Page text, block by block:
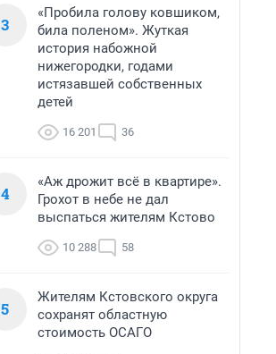
3
«Пробила голову ковшиком,
била поленом». Жуткая
история набожной
нижегородки, годами
истязавшей собственных
детей
16 201 36
4
«Аж дрожит всё в квартире».
Грохот в небе не дал
выспаться жителям Кстово
10 288 58
5
Жителям Кстовского округа
сохранят областную
стоимость ОСАГО